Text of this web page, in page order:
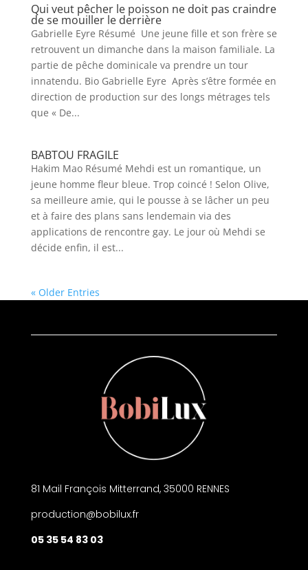
Qui veut pêcher le poisson ne doit pas craindre
de se mouiller le derrière
Gabrielle Eyre Résumé Une jeune fille et son frère se
retrouvent un dimanche dans la maison familiale. La
partie de pêche dominicale va prendre un tour
innatendu. Bio Gabrielle Eyre Après s’être formée en
direction de production sur des longs métrages tels
que « De...
BABTOU FRAGILE
Hakim Mao Résumé Mehdi est un romantique, un
jeune homme fleur bleue. Trop coincé ! Selon Olive,
sa meilleure amie, qui le pousse à se lâcher un peu
et à faire des plans sans lendemain via des
applications de rencontre gay. Le jour où Mehdi se
décide enfin, il est...
« Older Entries
81 Mail François Mitterrand, 35000 RENNES
production@bobilux.fr
05 35 54 83 03